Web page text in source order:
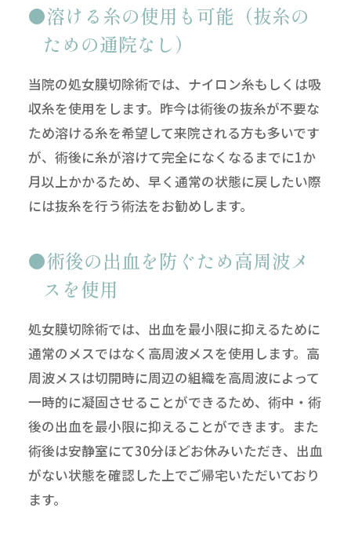
溶ける糸の使用も可能（抜糸の
ための通院なし）
当院の処女膜切除術では、ナイロン糸もしくは吸
収糸を使用をします。昨今は術後の抜糸が不要な
ため溶ける糸を希望して来院される方も多いです
が、術後に糸が溶けて完全になくなるまでに1か
月以上かかるため、早く通常の状態に戻したい際
には抜糸を行う術法をお勧めします。
術後の出血を防ぐため高周波メ
スを使用
処女膜切除術では、出血を最小限に抑えるために
通常のメスではなく高周波メスを使用します。高
周波メスは切開時に周辺の組織を高周波によって
一時的に凝固させることができるため、術中・術
後の出血を最小限に抑えることができます。また
術後は安静室にて30分ほどお休みいただき、出血
がない状態を確認した上でご帰宅いただいており
ます。